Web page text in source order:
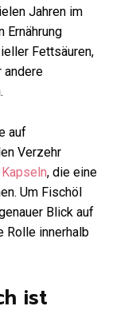
Jahren im
Ernährung
Fettsäuren,
andere
auf
Verzehr
, die eine
Um Fischöl
Blick auf
Rolle innerhalb
ist